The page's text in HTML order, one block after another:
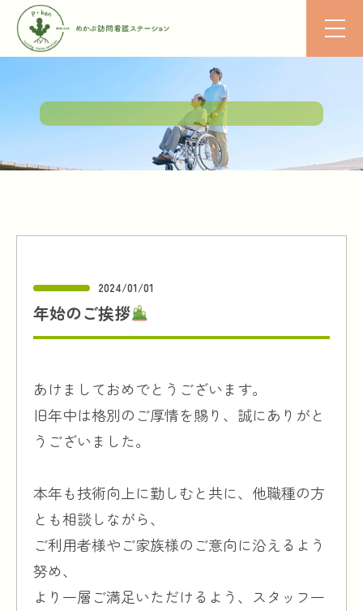
2024/01/01
年始のご挨拶
あけましておめでとうございます。
旧年中は格別のご厚情を賜り、誠にありがと
うございました。
本年も技術向上に勤しむと共に、他職種の方
とも相談しながら、
ご利用者様やご家族様のご意向に沿えるよう
努め、
より一層ご満足いただけるよう、スタッフ一